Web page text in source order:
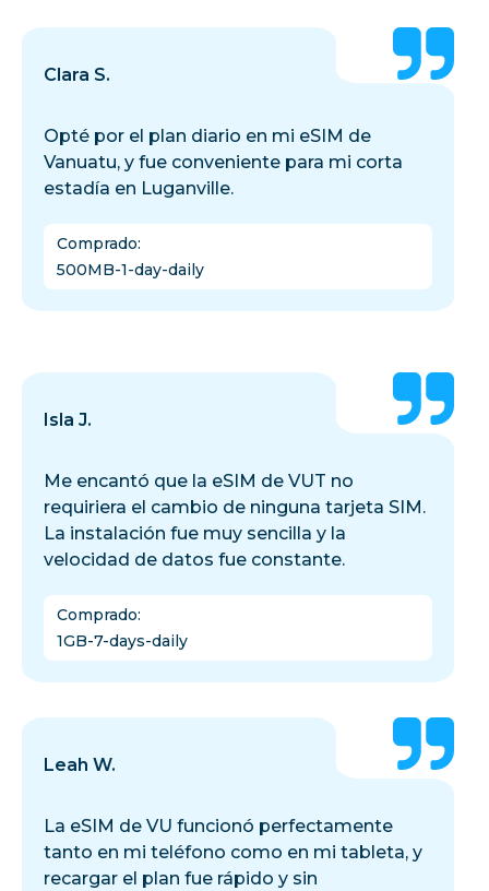
Clara S.
Opté por el plan diario en mi eSIM de
Vanuatu, y fue conveniente para mi corta
estadía en Luganville.
Comprado:
500MB-1-day-daily
Isla J.
Me encantó que la eSIM de VUT no
requiriera el cambio de ninguna tarjeta SIM.
La instalación fue muy sencilla y la
velocidad de datos fue constante.
Comprado:
1GB-7-days-daily
Leah W.
La eSIM de VU funcionó perfectamente
tanto en mi teléfono como en mi tableta, y
recargar el plan fue rápido y sin